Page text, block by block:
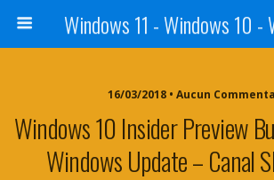
16/03/2018 • Aucun
Windows 10 Insider Preview
Windows Update – Canal